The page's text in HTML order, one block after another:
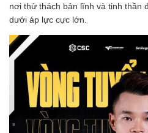
nơi thử thách bản lĩnh và tinh thần
dưới áp lực cực lớn.